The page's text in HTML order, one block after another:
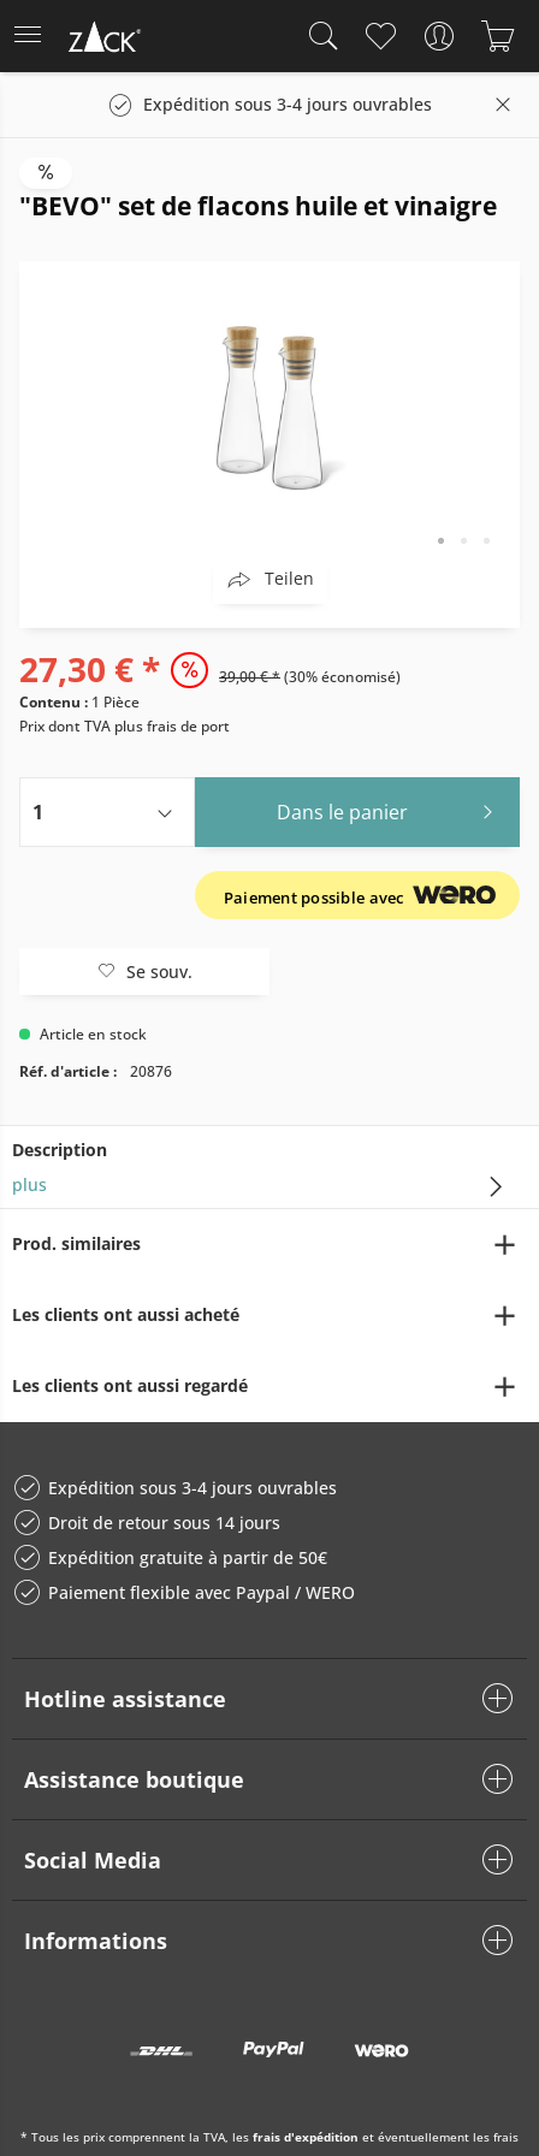
Expédition sous 3-4 jours ouvrables
"BEVO" set de flacons huile et vinaigre
Teilen
27,30 € * 39,00 € *(30% économisé)
Contenu : 1 Pièce
Prix dont TVA plus frais de port
Dans le panier
Paiement possible avec
Se souv.
Article en stock
Réf. d'article :
20876
Description
plus
Prod. similaires
Les clients ont aussi acheté
Les clients ont aussi regardé
Expédition sous 3-4 jours ouvrables
Droit de retour sous 14 jours
Expédition gratuite à partir de 50€
Paiement flexible avec Paypal / WERO
Hotline assistance
Assistance boutique
Social Media
Informations
* Tous les prix comprennent la TVA, les frais d'expédition et éventuellement les frais